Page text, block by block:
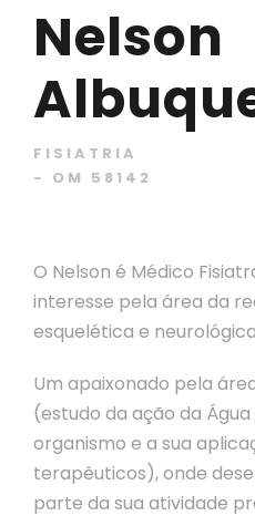
Nelson
FISIATRIA
- OM 58142
O Nelson é Médico
interesse pela área da
esquelética e
Um apaixonado pela
(estudo da ação da
organismo e a sua
terapêuticos), onde
parte da sua atividade